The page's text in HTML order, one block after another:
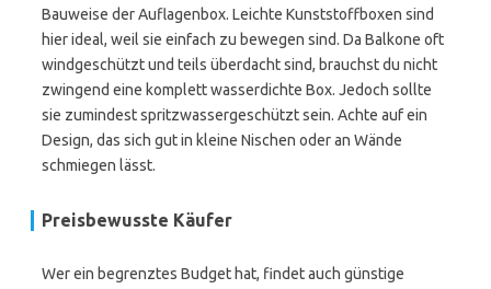
Bauweise der Auflagenbox. Leichte Kunststoffboxen sind
hier ideal, weil sie einfach zu bewegen sind. Da Balkone oft
windgeschützt und teils überdacht sind, brauchst du nicht
zwingend eine komplett wasserdichte Box. Jedoch sollte
sie zumindest spritzwassergeschützt sein. Achte auf ein
Design, das sich gut in kleine Nischen oder an Wände
schmiegen lässt.
Preisbewusste Käufer
Wer ein begrenztes Budget hat, findet auch günstige